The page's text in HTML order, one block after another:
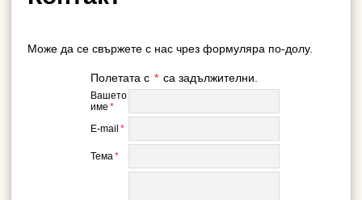
Може да се свържете с нас чрез формуляра по-долу.
Полетата с * са задължителни.
Вашето
име *
E-mail *
Тема*